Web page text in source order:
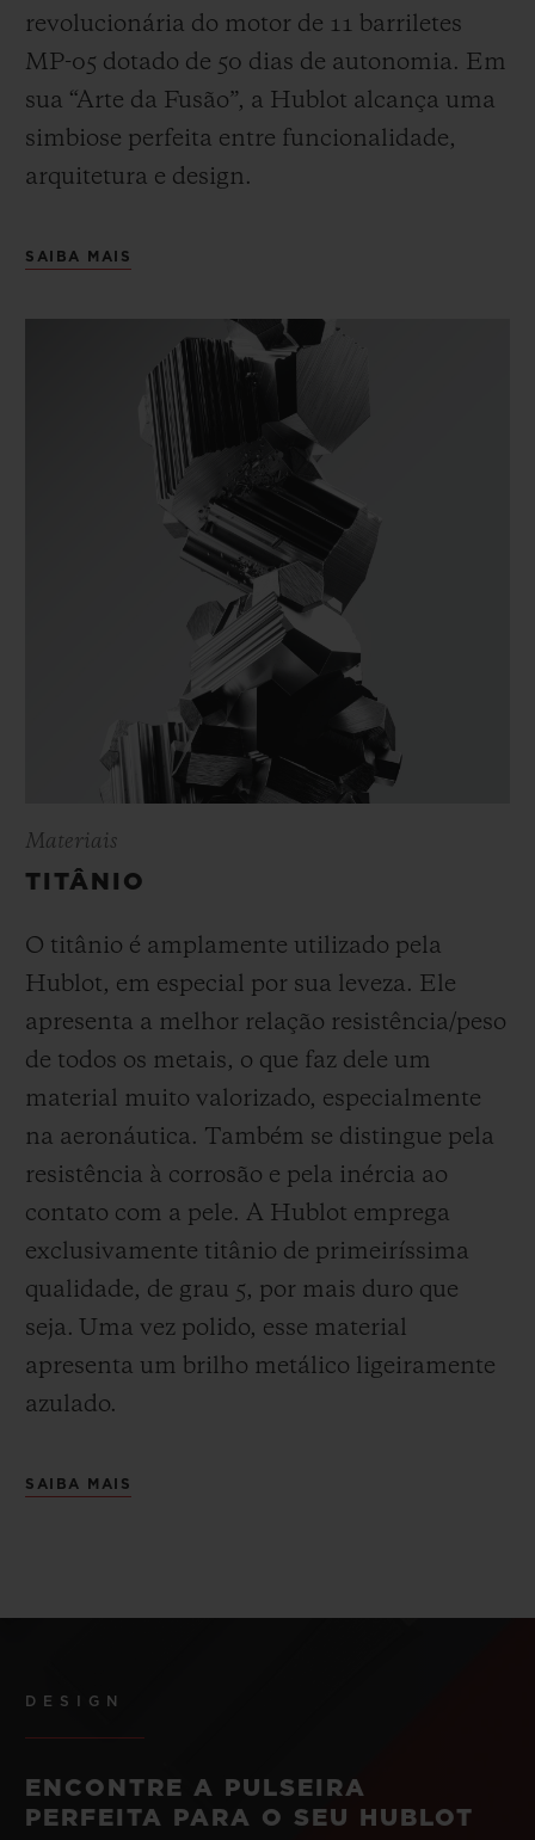
revolucionária do motor de 11 barriletes
MP-05 dotado de 50 dias de autonomia. Em
sua “Arte da Fusão”, a Hublot alcança uma
simbiose perfeita entre funcionalidade,
arquitetura e design.
SAIBA MAIS
Materiais
TITÂNIO
O titânio é amplamente utilizado pela
Hublot, em especial por sua leveza. Ele
apresenta a melhor relação resistência/peso
de todos os metais, o que faz dele um
material muito valorizado, especialmente
na aeronáutica. Também se distingue pela
resistência à corrosão e pela inércia ao
contato com a pele. A Hublot emprega
exclusivamente titânio de primeiríssima
qualidade, de grau 5, por mais duro que
seja. Uma vez polido, esse material
apresenta um brilho metálico ligeiramente
azulado.
SAIBA MAIS
DESIGN
ENCONTRE A PULSEIRA
PERFEITA PARA O SEU HUBLOT